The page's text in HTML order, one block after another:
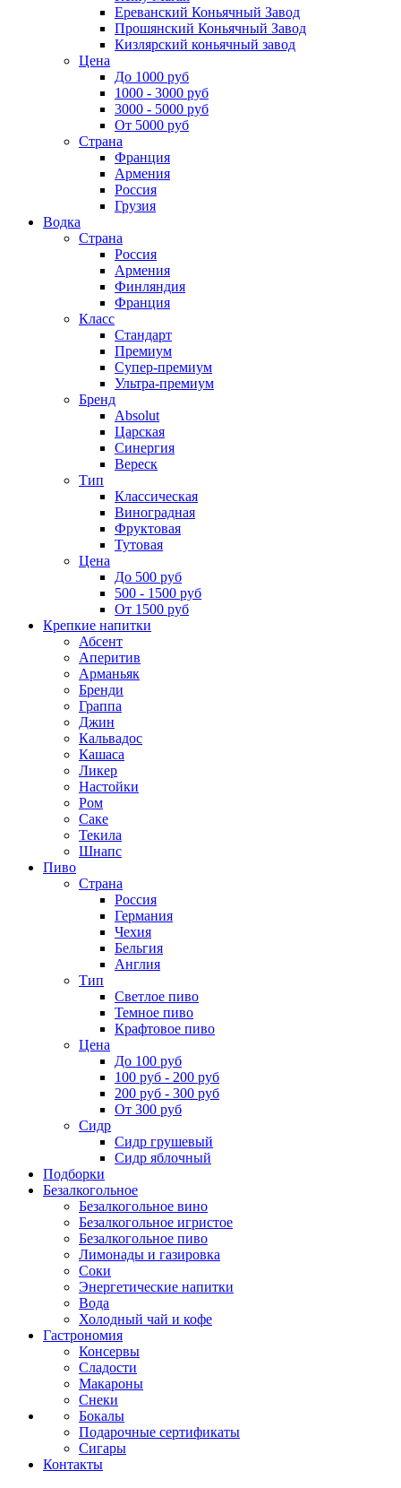
Ереванский Коньячный Завод
Прошянский Коньячный Завод
Кизлярский коньячный завод
Цена
До 1000 руб
1000 - 3000 руб
3000 - 5000 руб
От 5000 руб
Страна
Франция
Армения
Россия
Грузия
Водка
Страна
Россия
Армения
Финляндия
Франция
Класс
Стандарт
Премиум
Супер-премиум
Ультра-премиум
Бренд
Absolut
Царская
Синергия
Вереск
Тип
Классическая
Виноградная
Фруктовая
Тутовая
Цена
До 500 руб
500 - 1500 руб
От 1500 руб
Крепкие напитки
Абсент
Аперитив
Арманьяк
Бренди
Граппа
Джин
Кальвадос
Кашаса
Ликер
Настойки
Ром
Саке
Текила
Шнапс
Пиво
Страна
Россия
Германия
Чехия
Бельгия
Англия
Тип
Светлое пиво
Темное пиво
Крафтовое пиво
Цена
До 100 руб
100 руб - 200 руб
200 руб - 300 руб
От 300 руб
Сидр
Сидр грушевый
Сидр яблочный
Подборки
Безалкогольное
Безалкогольное вино
Безалкогольное игристое
Безалкогольное пиво
Лимонады и газировка
Соки
Энергетические напитки
Вода
Холодный чай и кофе
Гастрономия
Консервы
Сладости
Макароны
Снеки
Бокалы
Подарочные сертификаты
Сигары
Контакты